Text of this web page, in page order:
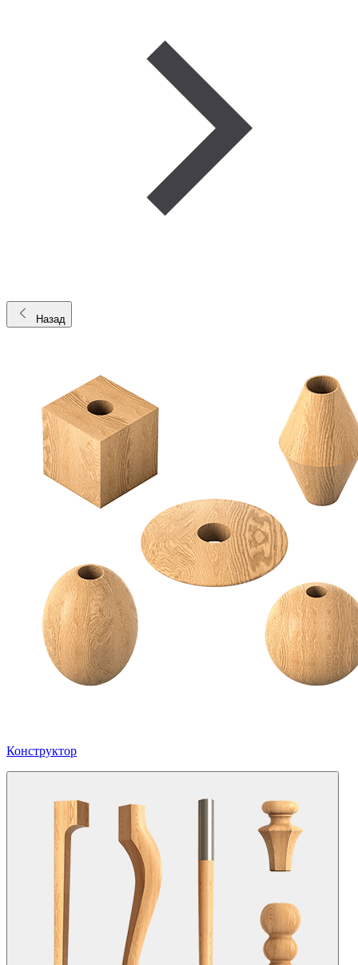
Назад
Конструктор